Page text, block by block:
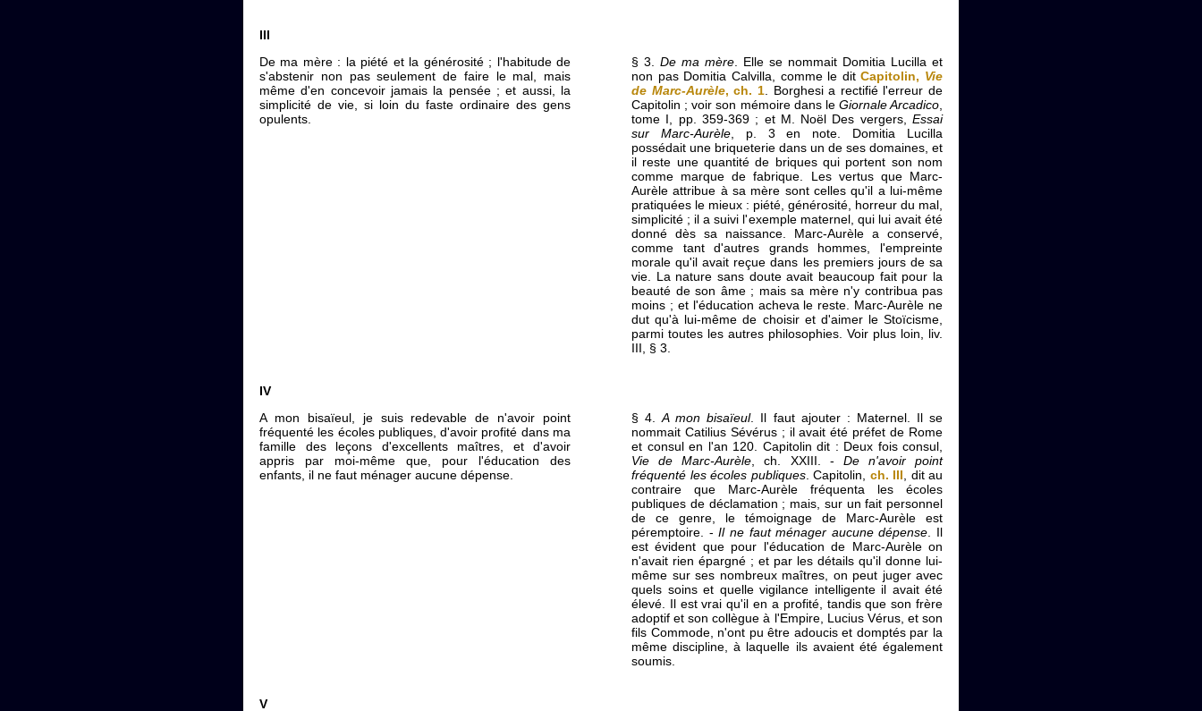
III
De ma mère : la piété et la générosité ; l'habitude de
s'abstenir non pas seulement de faire le mal, mais
même d'en concevoir jamais la pensée ; et aussi, la
simplicité de vie, si loin du faste ordinaire des gens
opulents.
§ 3. De ma mère . Elle se nommait Domitia Lucilla et
non pas Domitia Calvilla, comme le ditCapitolin, Vie
de Marc-Aurèle, ch. 1. Borghesi a rectifié l'erreur de
Capitolin ; voir son mémoire dans le Giornale Arcadico
tome I, pp. 359-369 ; et M. Noël Des vergers, Essai
sur Marc-Aurèle, p. 3 en note. Domitia Lucilla
possédait une briqueterie dans un de ses domaines, et
il reste une quantité de briques qui portent son nom
comme marque de fabrique. Les vertus que Marc-
Aurèle attribue à sa mère sont celles qu'il a lui-même
pratiquées le mieux : piété, générosité, horreur du mal,
simplicité ; il a suivi l'exemple maternel, qui lui avait été
donné dès sa naissance. Marc-Aurèle a conservé,
comme tant d'autres grands hommes, l'empreinte
morale qu'il avait reçue dans les premiers jours de sa
vie. La nature sans doute avait beaucoup fait pour la
beauté de son âme ; mais sa mère n'y contribua pas
moins ; et l'éducation acheva le reste. Marc-Aurèle ne
dut qu'à lui-même de choisir et d'aimer le Stoïcisme,
parmi toutes les autres philosophies. Voir plus loin, liv.
III, § 3.
IV
A mon bisaïeul, je suis redevable de n'avoir point
fréquenté les écoles publiques, d'avoir profité dans ma
famille des leçons d'excellents maîtres, et d'avoir
appris par moi-même que, pour l'éducation des
enfants, il ne faut ménager aucune dépense.
§ 4.A mon bisaïeul. Il faut ajouter : Maternel. Il se
nommait Catilius Sévérus ; il avait été préfet de Rome
et consul en l'an 120. Capitolin dit : Deux fois consul,
Vie de Marc-Aurèle , ch. XXIII. - De n'avoir point
fréquenté les écoles publiques. Capitolin, ch. III , dit au
contraire que Marc-Aurèle fréquenta les écoles
publiques de déclamation ; mais, sur un fait personnel
de ce genre, le témoignage de Marc-Aurèle est
péremptoire. -Il ne faut ménager aucune dépense . Il
est évident que pour l'éducation de Marc-Aurèle on
n'avait rien épargné ; et par les détails qu'il donne lui-
même sur ses nombreux maîtres, on peut juger avec
quels soins et quelle vigilance intelligente il avait été
élevé. Il est vrai qu'il en a profité, tandis que son frère
adoptif et son collègue à l'Empire, Lucius Vérus, et son
fils Commode, n'ont pu être adoucis et domptés par la
même discipline, à laquelle ils avaient été également
soumis.
V